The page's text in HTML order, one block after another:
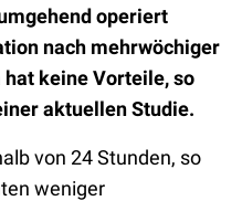
operiert
nach mehrwöchiger
keine Vorteile, so
aktuellen Studie.
von 24 Stunden, so
weniger